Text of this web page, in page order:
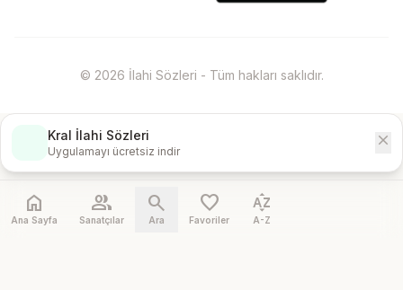
© 2026 İlahi Sözleri - Tüm hakları saklıdır.
Kral İlahi Sözleri
Uygulamayı ücretsiz indir
close
home
Ana Sayfa
people
Sanatçılar
search
Ara
favorite
Favoriler
sort_by_alpha
A-Z